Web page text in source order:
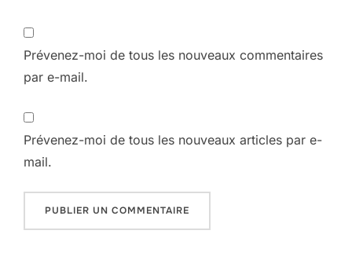
Prévenez-moi de tous les nouveaux commentaires
par e-mail.
Prévenez-moi de tous les nouveaux articles par e-
mail.